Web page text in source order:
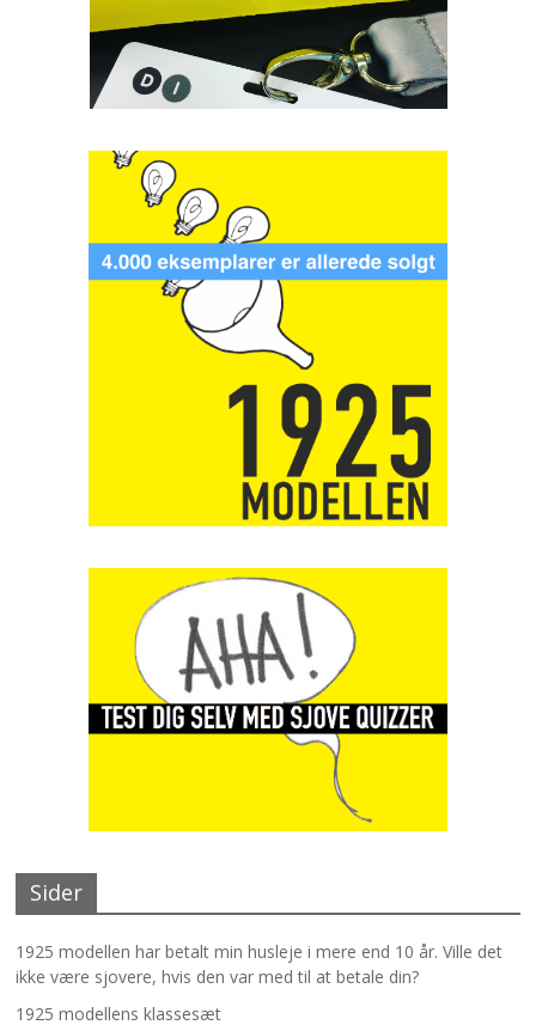
Sider
1925 modellen har betalt min husleje i mere end 10 år. Ville det
ikke være sjovere, hvis den var med til at betale din?
1925 modellens klassesæt